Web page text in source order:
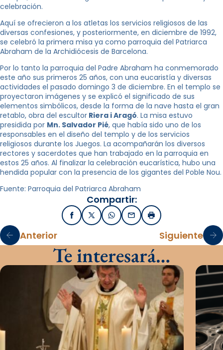
celebración.
Aquí se ofrecieron a los atletas los servicios religiosos de las
diversas confesiones, y posteriormente, en diciembre de 1992,
se celebró la primera misa ya como parroquia del Patriarca
Abraham de la Archidiócesis de Barcelona.
Por lo tanto la parroquia del Padre Abraham ha conmemorado
este año sus primeros 25 años, con una eucaristía y diversas
actividades el pasado domingo 3 de diciembre. En el templo se
proyectaron imágenes y se explicó el significado de sus
elementos simbólicos, desde la forma de la nave hasta el gran
retablo, obra del escultor Riera i Aragó. La misa estuvo
presidida por Mn. Salvador Pié, que había sido uno de los
responsables en el diseño del templo y de los servicios
religiosos durante los Juegos. La acompañarán los diversos
rectores y sacerdotes que han trabajado en la parroquia en
estos 25 años. Al finalizar la celebración eucarística, hubo una
hendida popular con la presencia de los gigantes del Poble Nou.
Fuente: Parroquia del Patriarca Abraham
Compartir:
FacebookX / TwitterWhatsApp
EmailImprimir
Anterior Siguiente
Te interesará…